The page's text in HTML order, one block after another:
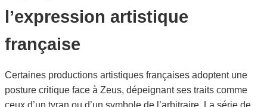
l’expression artistique
française
Certaines productions artistiques françaises adoptent une
posture critique face à Zeus, dépeignant ses traits comme